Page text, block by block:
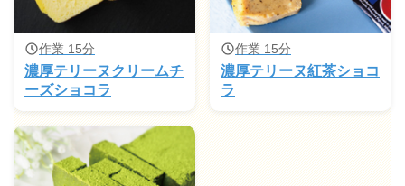
作業 15分
濃厚テリーヌクリームチ
ーズショコラ
作業 15分
濃厚テリーヌ紅茶ショコ
ラ